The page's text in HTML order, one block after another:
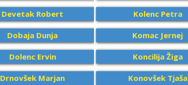
Devetak Robert
Dobaja Dunja
Dolenc Ervin
Drnovšek Marjan
Kolenc Petra
Komac Jernej
Koncilija Žiga
Konovšek Tjaša